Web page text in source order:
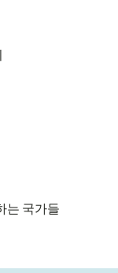
는 국가들